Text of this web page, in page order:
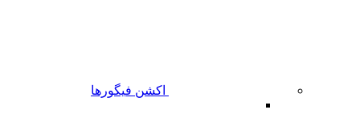
اکشن فیگورها